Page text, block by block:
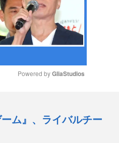
e
Powered by GliaStudios
ム』、ライバルチー